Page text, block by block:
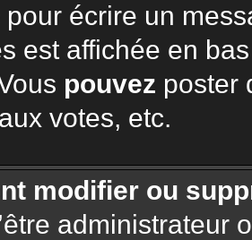
écrire un
est affichée en
pouvez poster
votes, etc.
modifier ou
administrateur